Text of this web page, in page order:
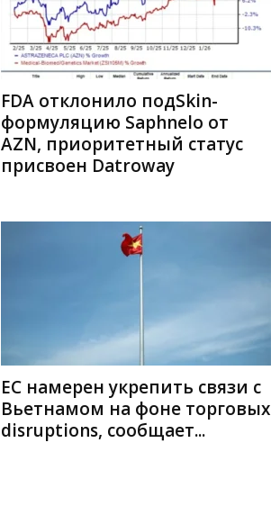
FDA отклонило подSkin-
формуляцию Saphnelo от
AZN, приоритетный статус
присвоен Datroway
ЕС намерен укрепить связи с
Вьетнамом на фоне торговых
disruptions, сообщает...